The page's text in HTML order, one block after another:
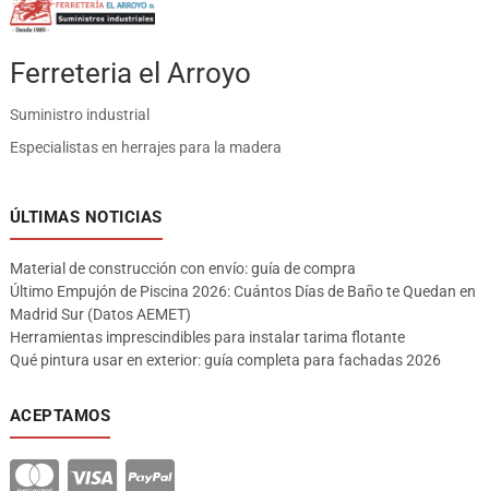
Ferreteria el Arroyo
Suministro industrial
Especialistas en herrajes para la madera
ÚLTIMAS NOTICIAS
Material de construcción con envío: guía de compra
Último Empujón de Piscina 2026: Cuántos Días de Baño te Quedan en
Madrid Sur (Datos AEMET)
Herramientas imprescindibles para instalar tarima flotante
Qué pintura usar en exterior: guía completa para fachadas 2026
ACEPTAMOS